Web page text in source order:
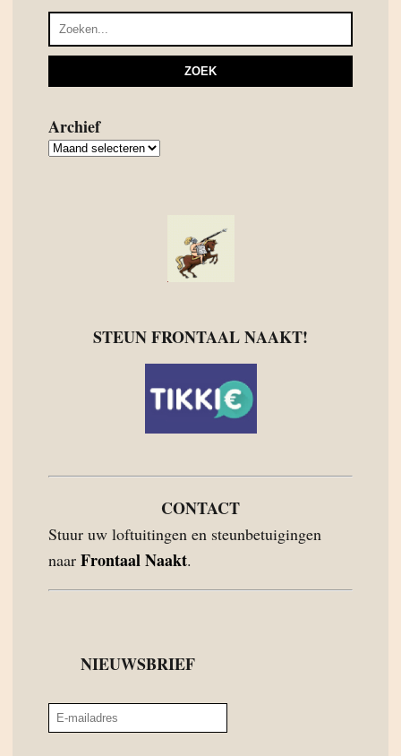
Archief
Archief
STEUN FRONTAAL NAAKT!
CONTACT
Stuur uw loftuitingen en steunbetuigingen
naar Frontaal Naakt.
NIEUWSBRIEF